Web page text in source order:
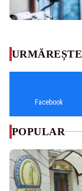
Facebook
POPULAR